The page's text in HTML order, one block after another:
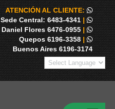
ATENCIÓN AL CLIENTE:
Sede Central: 6483-4341 |
Daniel Flores 6476-0955 |
Quepos 6196-3358 |
Buenos Aires 6196-3174